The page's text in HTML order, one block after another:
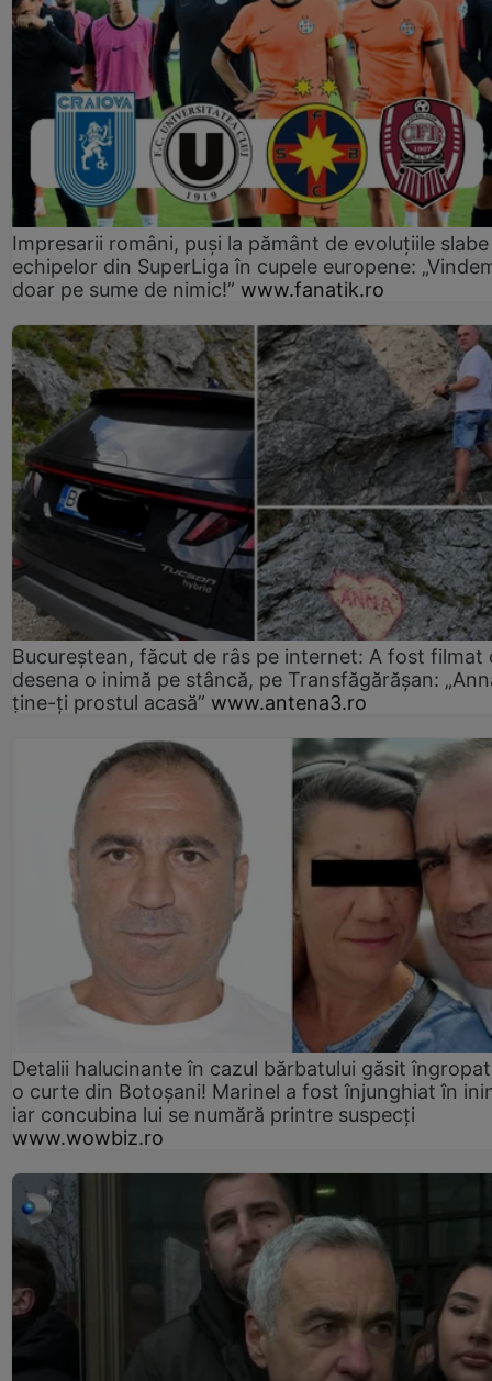
Impresarii români, puși la pământ de evoluțiile slabe
echipelor din SuperLiga în cupele europene:
doar pe sume de nimic!” www.fanatik.ro
Bucureștean, făcut de râs pe internet: A fost filmat
desena o inimă pe stâncă, pe Transfăgărășan:
ține-ți prostul acasă” www.antena3.ro
Detalii halucinante în cazul bărbatului găsit
o curte din Botoșani! Marinel a fost înjunghiat în
iar concubina lui se numără printre suspecți
www.wowbiz.ro